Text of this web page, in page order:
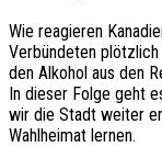
Wie reagieren
Verbündeten
den Alkohol aus den
In dieser Folge geht
wir die Stadt weiter
Wahlheimat lernen.